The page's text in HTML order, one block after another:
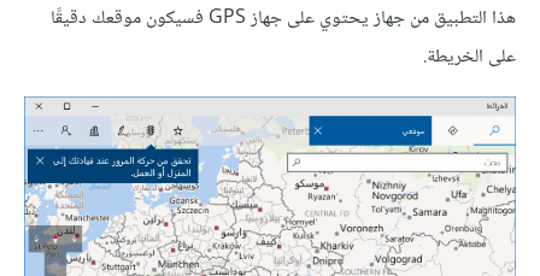
هذا التطبيق من جهاز يحتوي على جهاز GPS فسيكون موقعك دقيقًا
على الخريطة.